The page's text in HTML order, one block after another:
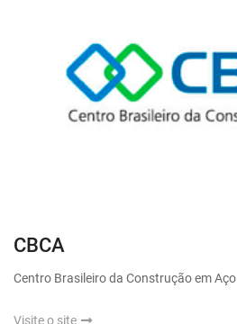
CBCA
Centro Brasileiro da Construção em Aço
Visite o site